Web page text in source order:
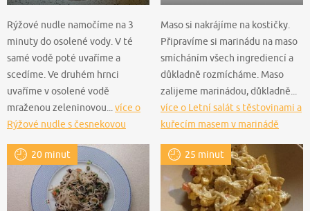
Rýžové nudle namočíme na 3
minuty do osolené vody. V té
samé vodě poté uvaříme a
scedíme. Ve druhém hrnci
uvaříme v osolené vodě
mraženou zeleninovou... více o
Rýžové nudle s česnekovou
Maso si nakrájíme na kostičky.
Připravíme si marinádu na maso
smícháním všech ingrediencí a
důkladně rozmícháme. Maso
zalijeme marinádou, důkladně...
více o Letní salát s těstovinami a
kuřecím masem v marinádě
20 minut 25 minut